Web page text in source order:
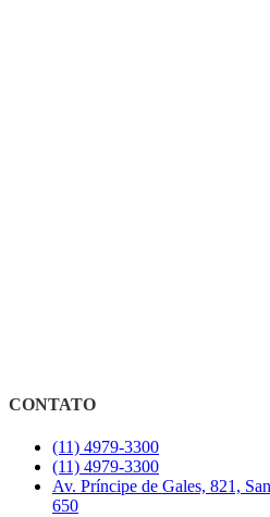
CONTATO
(11) 4979-3300
(11) 4979-3300
Av. Príncipe de Gales, 821,
650